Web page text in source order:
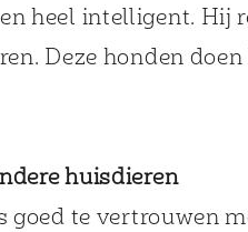
heel intelligent. Hij
Deze honden
huisdieren
goed te vertrouwen